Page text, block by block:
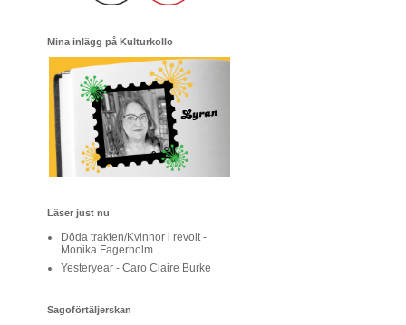
Mina inlägg på Kulturkollo
Läser just nu
Döda trakten/Kvinnor i revolt -
Monika Fagerholm
Yesteryear - Caro Claire Burke
Sagoförtäljerskan